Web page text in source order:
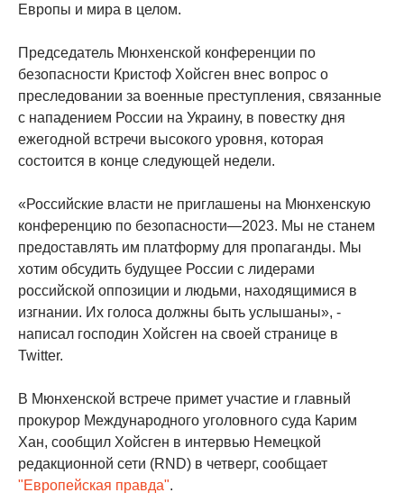
Европы и мира в целом.
Председатель Мюнхенской конференции по
безопасности Кристоф Хойсген внес вопрос о
преследовании за военные преступления, связанные
с нападением России на Украину, в повестку дня
ежегодной встречи высокого уровня, которая
состоится в конце следующей недели.
«Российские власти не приглашены на Мюнхенскую
конференцию по безопасности—2023. Мы не станем
предоставлять им платформу для пропаганды. Мы
хотим обсудить будущее России с лидерами
российской оппозиции и людьми, находящимися в
изгнании. Их голоса должны быть услышаны», -
написал господин Хойсген на своей странице в
Twitter.
В Мюнхенской встрече примет участие и главный
прокурор Международного уголовного суда Карим
Хан, сообщил Хойсген в интервью Немецкой
редакционной сети (RND) в четверг, сообщает
"Европейская правда".